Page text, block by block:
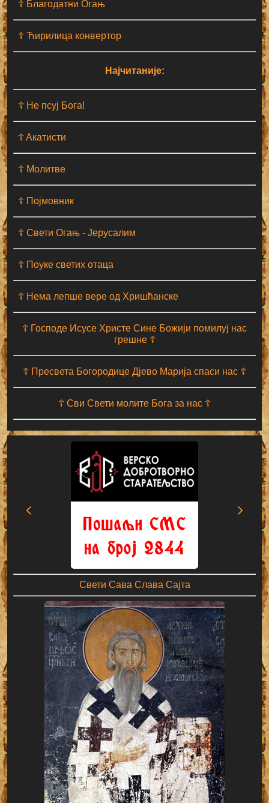
☦ Благодатни Огањ
☦ Ћирилица конвертор
Најчитаније:
☦ Не псуј Бога!
☦ Aкатисти
☦ Молитве
☦ Појмовник
☦ Свети Огањ - Јерусалим
☦ Поуке светих отаца
☦ Нема лепше вере од Хришћанске
☦ Господе Исусе Христе Сине Божији помилуј нас
грешне ☦
☦ Пресвета Богородице Дјево Марија спаси нас ☦
☦ Сви Свети молите Бога за нас ☦
Свети Сава Слава Сајта